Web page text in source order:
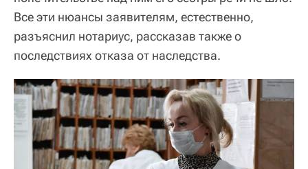
Все эти нюансы заявителям, естественно,
разъяснил нотариус, рассказав также о
последствиях отказа от наследства.